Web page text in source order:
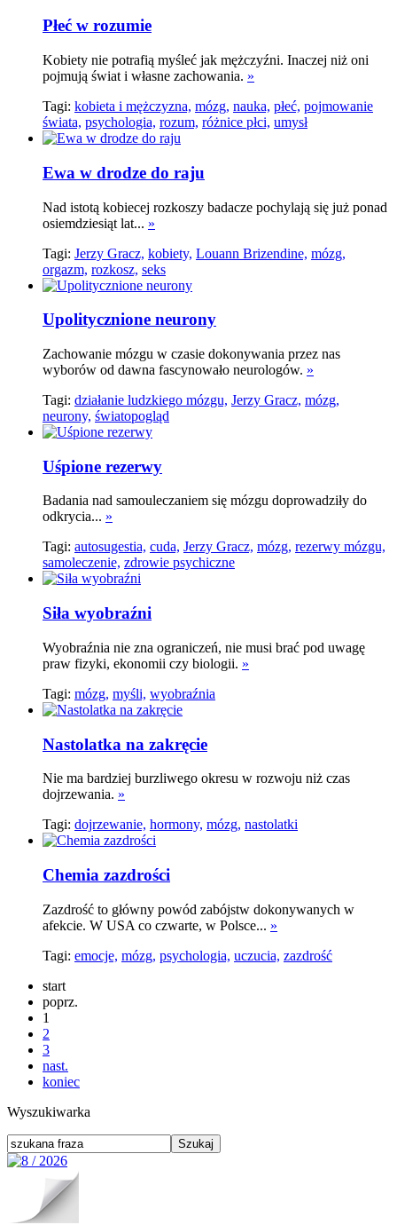
Płeć w rozumie
Kobiety nie potrafią myśleć jak mężczyźni. Inaczej niż oni
pojmują świat i własne zachowania. »
Tagi: kobieta i mężczyzna, mózg, nauka, płeć, pojmowanie
świata, psychologia, rozum, różnice płci, umysł
Ewa w drodze do raju
Nad istotą kobiecej rozkoszy badacze pochylają się już ponad
osiemdziesiąt lat... »
Tagi: Jerzy Gracz, kobiety, Louann Brizendine, mózg,
orgazm, rozkosz, seks
Upolitycznione neurony
Zachowanie mózgu w czasie dokonywania przez nas
wyborów od dawna fascynowało neurologów. »
Tagi: działanie ludzkiego mózgu, Jerzy Gracz, mózg,
neurony, światopogląd
Uśpione rezerwy
Badania nad samouleczaniem się mózgu doprowadziły do
odkrycia... »
Tagi: autosugestia, cuda, Jerzy Gracz, mózg, rezerwy mózgu,
samoleczenie, zdrowie psychiczne
Siła wyobraźni
Wyobraźnia nie zna ograniczeń, nie musi brać pod uwagę
praw fizyki, ekonomii czy biologii. »
Tagi: mózg, myśli, wyobraźnia
Nastolatka na zakręcie
Nie ma bardziej burzliwego okresu w rozwoju niż czas
dojrzewania. »
Tagi: dojrzewanie, hormony, mózg, nastolatki
Chemia zazdrości
Zazdrość to główny powód zabójstw dokonywanych w
afekcie. W USA co czwarte, w Polsce... »
Tagi: emocje, mózg, psychologia, uczucia, zazdrość
start
poprz.
1
2
3
nast.
koniec
Wyszukiwarka